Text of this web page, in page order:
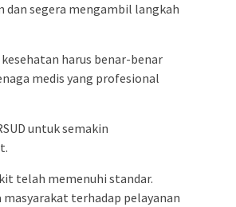
segera mengambil langkah
harus benar-benar
medis yang profesional
untuk semakin
telah memenuhi standar.
terhadap pelayanan